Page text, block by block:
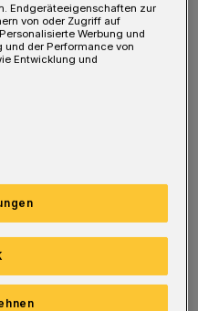
Augenhöhe mit
sowie dem SV
(7). „Ich
der Sportliche Leiter
der WSV zuletzt auf
war. Denn:
Umbruch hinter
so erfolgreich wie
Fans, die ins
Endgeräteeigenschaften zur
von oder Zugriff auf
Werbung und
und der Performance von
Entwicklung und